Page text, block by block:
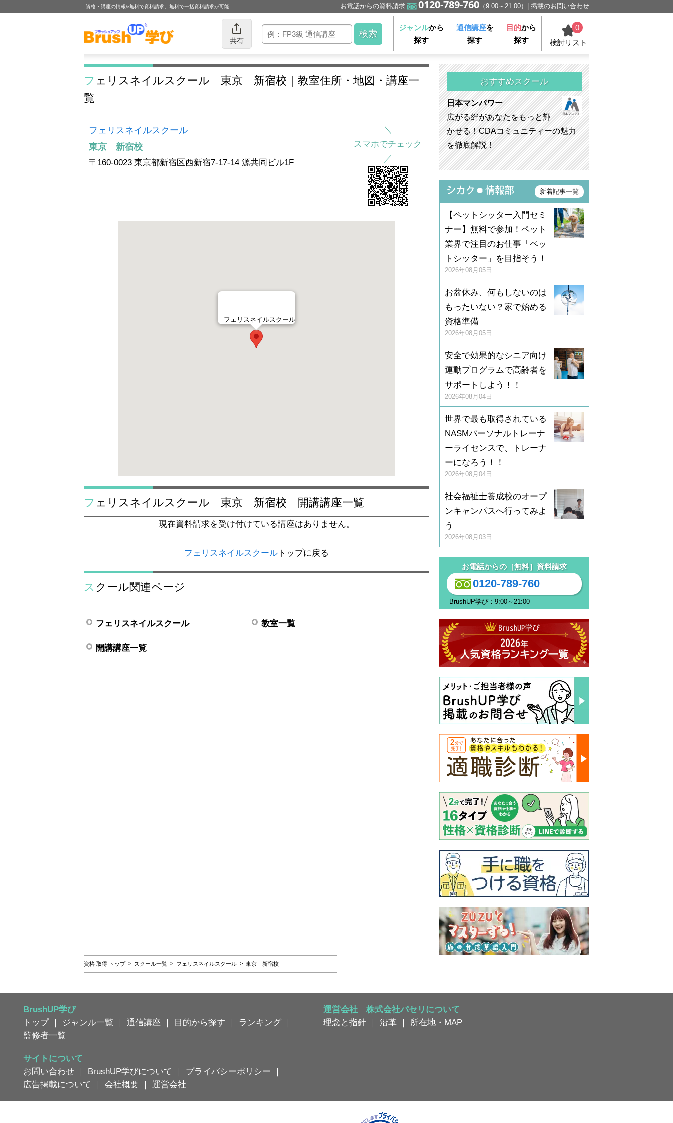
資格・講座の情報&無料で資料請求。無料で一括資料請求が可能 お電話からの資料請求 0120-789-760 （9:00～21:00） 掲載のお問い合わせ
共有
ジャンルから
探す
通信講座を
探す
目的から
探す
0
検討リスト
フェリスネイルスクール 東京 新宿校｜教室住所・地図・講座一
覧
フェリスネイルスクール
東京 新宿校
〒160-0023 東京都新宿区西新宿7-17-14 源共同ビル1F
スマホでチェック
フェリスネイルスクール
フェリスネイルスクール 東京 新宿校 開講講座一覧
現在資料請求を受け付けている講座はありません。
フェリスネイルスクールトップに戻る
スクール関連ページ
フェリスネイルスクール 教室一覧
開講講座一覧
おすすめスクール
日本マンパワー
広がる絆があなたをもっと輝
かせる！CDAコミュニティーの魅力
を徹底解説！
新着記事一覧
【ペットシッター入門セミ
ナー】無料で参加！ペット
業界で注目のお仕事「ペッ
トシッター」を目指そう！
2026年08月05日
お盆休み、何もしないのは
もったいない？家で始める
資格準備
2026年08月05日
安全で効果的なシニア向け
運動プログラムで高齢者を
サポートしよう！！
2026年08月04日
世界で最も取得されている
NASMパーソナルトレーナ
ーライセンスで、トレーナ
ーになろう！！
2026年08月04日
社会福祉士養成校のオープ
ンキャンパスへ行ってみよ
う
2026年08月03日
お電話からの［無料］資料請求
0120-789-760
BrushUP学び：9:00～21:00
資格 取得 トップ スクール一覧 フェリスネイルスクール 東京 新宿校
BrushUP学び
トップ
ジャンル一覧 ｜通信講座 目的から探す ランキング
監修者一覧
サイトについて
お問い合わせ
BrushUP学びについて プライバシーポリシー
広告掲載について
｜会社概要 ｜運営会社
運営会社 株式会社パセリについて
理念と指針｜ 沿革｜ 所在地・MAP